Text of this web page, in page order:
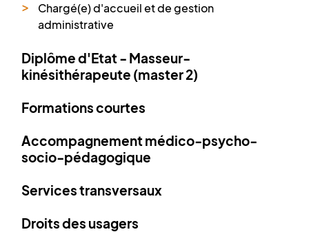
Chargé(e) d'accueil et de gestion
administrative
Diplôme d'Etat - Masseur-
kinésithérapeute (master 2)
Formations courtes
Accompagnement médico-psycho-
socio-pédagogique
Services transversaux
Droits des usagers